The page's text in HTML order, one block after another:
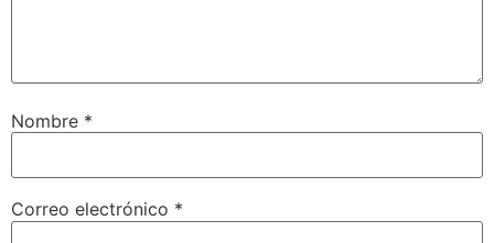
Nombre *
Correo electrónico *